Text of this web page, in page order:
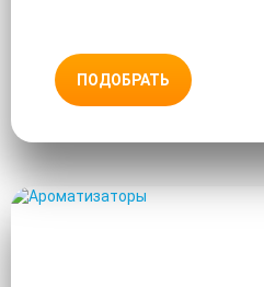
ПОДОБРАТЬ